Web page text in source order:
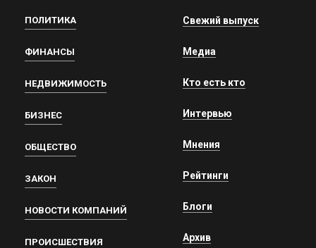
ПОЛИТИКА
ФИНАНСЫ
НЕДВИЖИМОСТЬ
БИЗНЕС
ОБЩЕСТВО
ЗАКОН
НОВОСТИ КОМПАНИЙ
ПРОИСШЕСТВИЯ
Свежий выпуск
Медиа
Кто есть кто
Интервью
Мнения
Рейтинги
Блоги
Архив